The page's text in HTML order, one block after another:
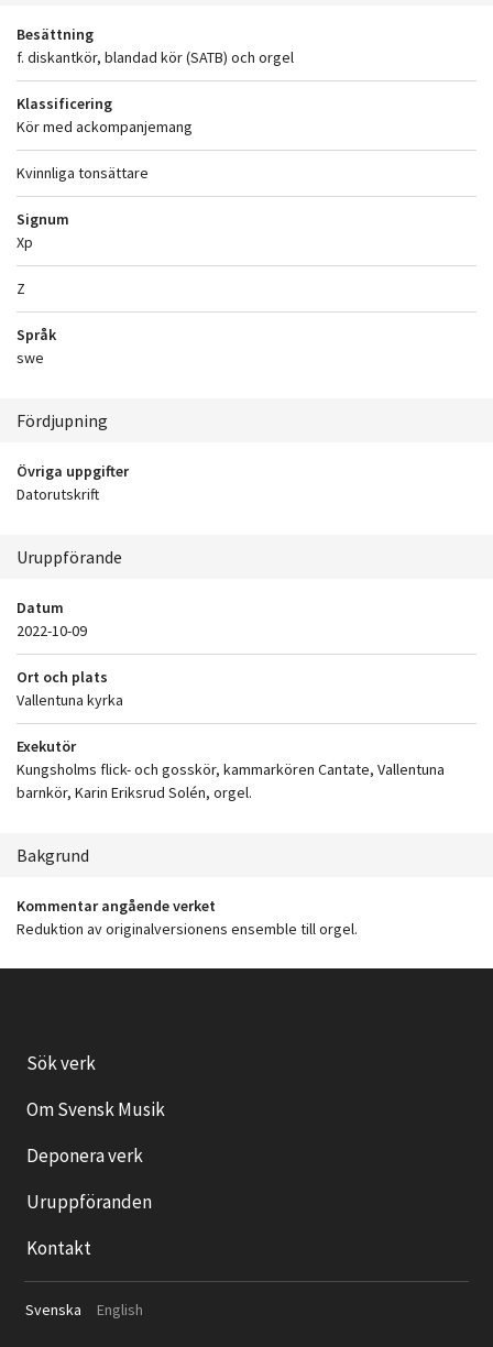
Besättning
f. diskantkör, blandad kör (SATB) och orgel
Klassificering
Kör med ackompanjemang
Kvinnliga tonsättare
Signum
Xp
Z
Språk
swe
Fördjupning
Övriga uppgifter
Datorutskrift
Uruppförande
Datum
2022-10-09
Ort och plats
Vallentuna kyrka
Exekutör
Kungsholms flick- och gosskör, kammarkören Cantate, Vallentuna
barnkör, Karin Eriksrud Solén, orgel.
Bakgrund
Kommentar angående verket
Reduktion av originalversionens ensemble till orgel.
Sök verk
Om Svensk Musik
Deponera verk
Uruppföranden
Kontakt
Svenska English